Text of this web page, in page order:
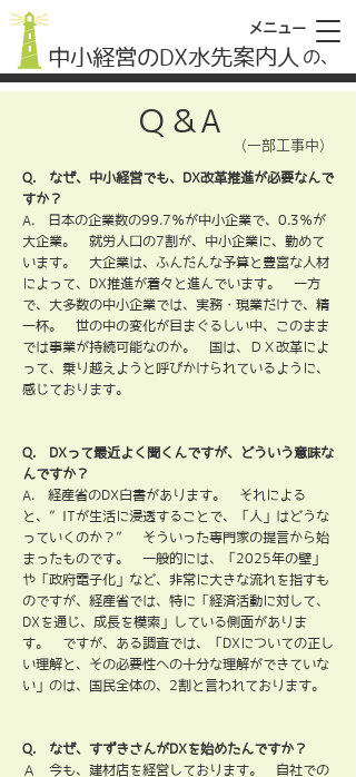
中小経営のDX水先案内人 ​の、
メニュー
​Ｑ＆A
（一部工事中）
Q. なぜ、中小経営でも、DX改革推進が必要なんで
すか？
A. 日本の企業数の99.7％が中小企業で、0.3％が
大企業。 就労人口の7割が、中小企業に、勤めて
います。 大企業は、ふんだんな予算と豊富な人材
によって、DX推進が着々と進んでいます。 一方
で、大多数の中小企業では、実務・現業だけで、精
一杯。 世の中の変化が目まぐるしい中、このまま
では事業が持続可能なのか。 国は、ＤＸ改革によ
って、乗り越えようと呼びかけられているように、
感じております。
Q. DXって最近よく聞くんですが、どういう意味な
んですか？
A. 経産省のDX白書があります。 それによる
と、”ITが生活に浸透することで、「人」はどうな
っていくのか？” そういった専門家の提言から始
まったものです。 一般的には、「2025年の壁」
や「政府電子化」など、非常に大きな流れを指すも
のですが、経産省では、特に「経済活動に対して、
DXを通じ、成長を模索」している側面がありま
す。 ですが、ある調査では、「DXについての正し
い理解と、その必要性への十分な理解ができていな
い」のは、国民全体の、2割と言われております。
Q. なぜ、すずきさんがDXを始めたんですか？
Ａ 今も、建材店を経営しております。 自社での